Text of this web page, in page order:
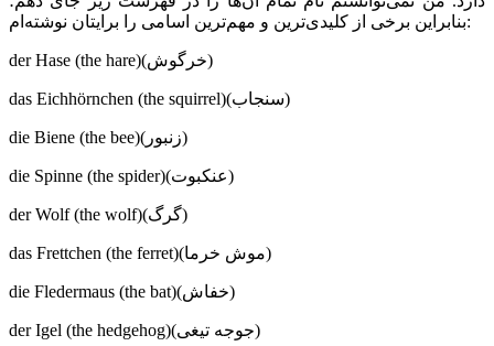
بنابراین برخی از کلیدی‌ترین و مهم‌ترین اسامی را برایتان نوشته‌ام:
der Hase (the hare)(خرگوش)
das Eichhörnchen (the squirrel)(سنجاب)
die Biene (the bee)(زنبور)
die Spinne (the spider)(عنکبوت)
der Wolf (the wolf)(گرگ)
das Frettchen (the ferret)(موش خرما)
die Fledermaus (the bat)(خفاش)
der Igel (the hedgehog)(جوجه تیغی)